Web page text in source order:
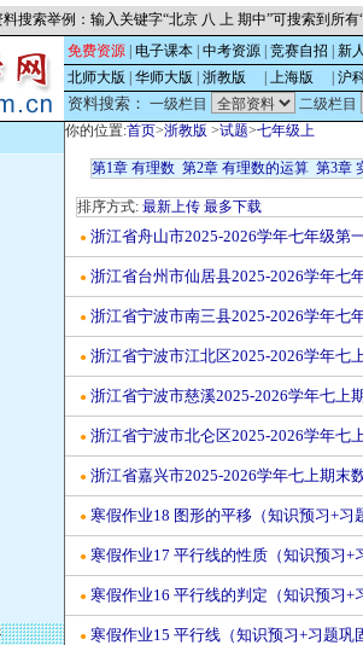
料搜索举例：输入关键字“北京 八 上 期中”可搜索到所
免费资源 电子课本 中考资源 竞赛自招
新
北师大版
华师大版 浙教版 上海版 沪
资料搜索： 一级栏目 二级栏目
你的位置:首页>浙教版 >试题>七年级上
第1章 有理数 第2章 有理数的运算 第3章
排序方式: 最新上传 最多下载
● 浙江省舟山市2025-2026学年七年级第
● 浙江省台州市仙居县2025-2026学年七
● 浙江省宁波市南三县2025-2026学年七
● 浙江省宁波市江北区2025-2026学年七
● 浙江省宁波市慈溪2025-2026学年七上
● 浙江省宁波市北仑区2025-2026学年七
● 浙江省嘉兴市2025-2026学年七上期末
● 寒假作业18 图形的平移（知识预习+
● 寒假作业17 平行线的性质（知识预习
● 寒假作业16 平行线的判定（知识预习
● 寒假作业15 平行线（知识预习+习题巩